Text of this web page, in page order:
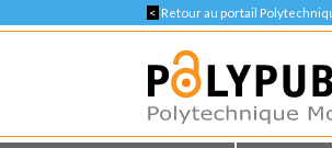
< Retour au portail